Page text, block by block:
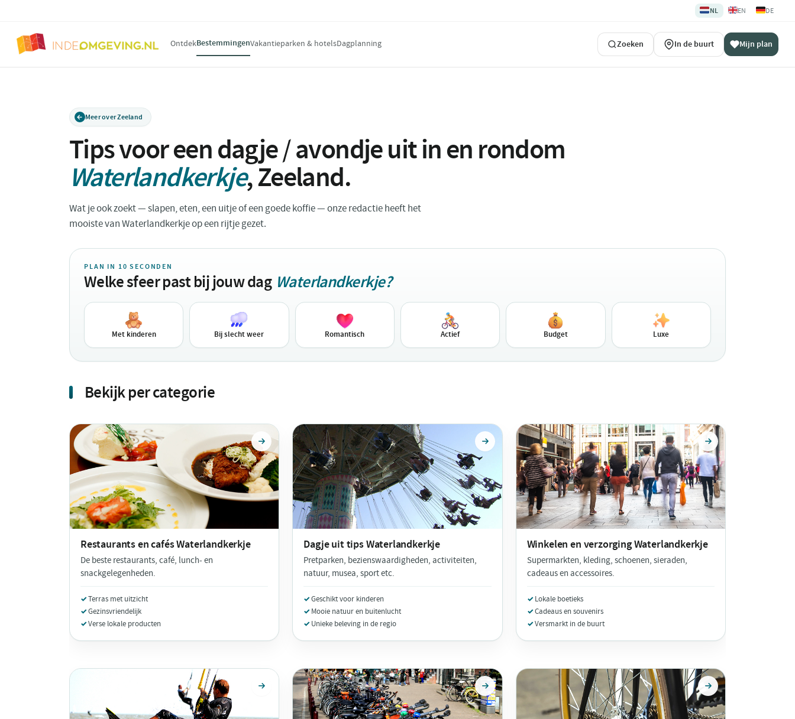
🇳🇱NL 🇬🇧EN 🇩🇪DE
OntdekBestemmingenVakantieparken & hotelsDagplanning Zoeken In de buurt Mijn plan
Meer over Zeeland
Tips voor een dagje / avondje uit in en rondom
Waterlandkerkje,Zeeland.
Wat je ook zoekt — slapen, eten, een uitje of een goede koffie — onze redactie heeft het
mooiste van Waterlandkerkje op een rijtje gezet.
PLAN IN 10 SECONDEN
Welke sfeer past bij jouw dag Waterlandkerkje?
Met kinderen Bij slecht weer Romantisch Actief Budget Luxe
Bekijk per categorie
Restaurants en cafésWaterlandkerkje
De beste restaurants, café, lunch- en
snackgelegenheden.
Terras met uitzicht
Gezinsvriendelijk
Verse lokale producten
Dagje uit tipsWaterlandkerkje
Pretparken, bezienswaardigheden, activiteiten,
natuur, musea, sport etc.
Geschikt voor kinderen
Mooie natuur en buitenlucht
Unieke beleving in de regio
Winkelen en verzorgingWaterlandkerkje
Supermarkten, kleding, schoenen, sieraden,
cadeaus en accessoires.
Lokale boetieks
Cadeaus en souvenirs
Versmarkt in de buurt